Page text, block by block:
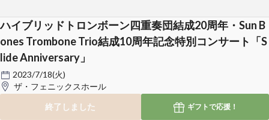
ハイブリッドトロンボーン四重奏団結成20周年・Sun B
ones Trombone Trio結成10周年記念特別コンサート「S
lide Anniversary」
2023/7/18(火)
ザ・フェニックスホール
終了しました
ギフトで応援！